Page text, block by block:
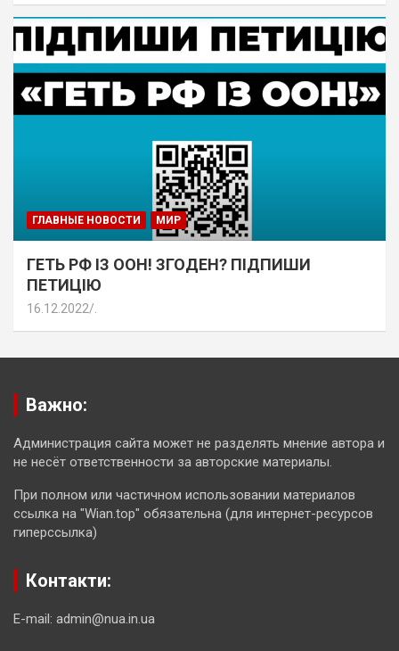
ГЛАВНЫЕ НОВОСТИ МИР
ГЕТЬ РФ ІЗ ООН! ЗГОДЕН? ПІДПИШИ
ПЕТИЦІЮ
16.12.2022
Важно:
Администрация сайта может не разделять мнение автора и
не несёт ответственности за авторские материалы.
При полном или частичном использовании материалов
ссылка на "Wian.top" обязательна (для интернет-ресурсов
гиперссылка)
Контакти:
E-mail: admin@nua.in.ua